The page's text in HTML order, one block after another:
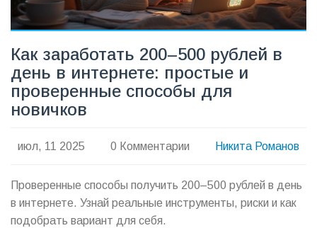
Как заработать 200–500 рублей в
день в интернете: простые и
проверенные способы для
новичков
июл, 11 2025 0 Комментарии Никита Романов
Проверенные способы получить 200–500 рублей в день
в интернете. Узнай реальные инструменты, риски и как
подобрать вариант для себя.